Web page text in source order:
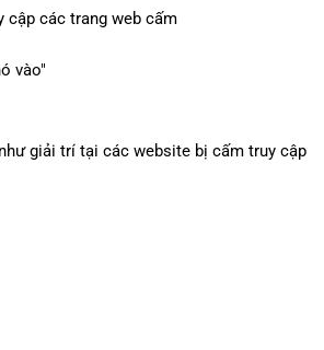
cập các trang web cấm
giải trí tại các website bị cấm truy cập